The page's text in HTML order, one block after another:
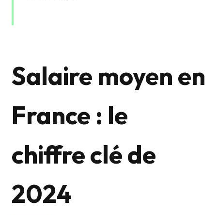
Salaire moyen en
France : le
chiffre clé de
2024